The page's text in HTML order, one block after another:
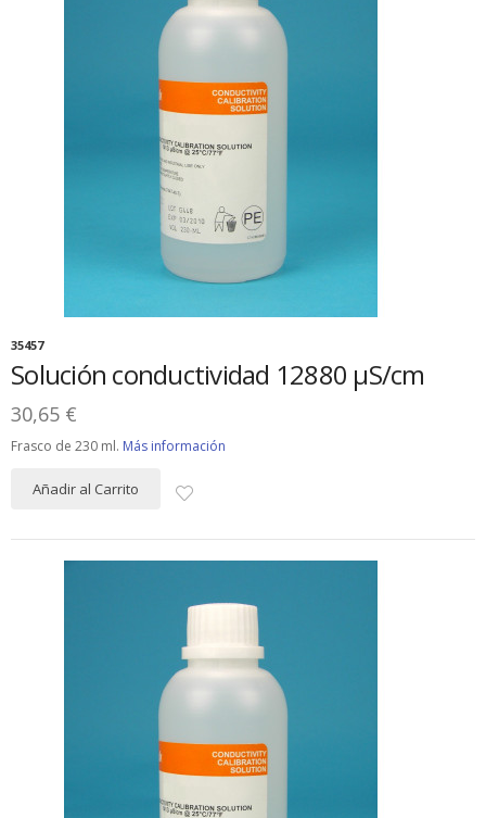
35457
Solución conductividad 12880 µS/cm
30,65 €
Frasco de 230 ml. Más información
Añadir al Carrito